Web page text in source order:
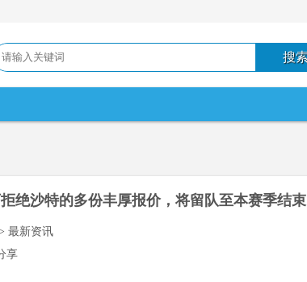
绝沙特的多份丰厚报价，将留队至本赛季结束
最新资讯
享